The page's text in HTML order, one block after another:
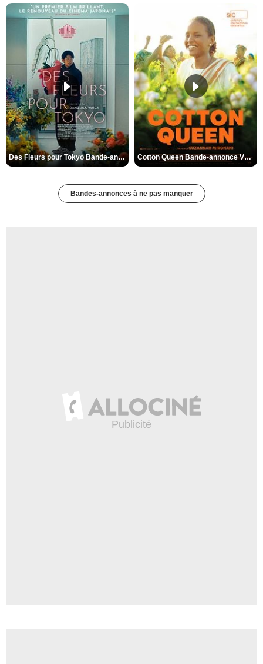
Des Fleurs pour Tokyo Bande-annonce VO STFR Cotton Queen Bande-annonce VO STFR
Bandes-annonces à ne pas manquer